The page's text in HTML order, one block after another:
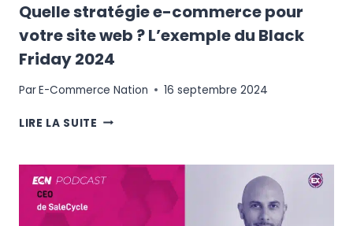
Quelle stratégie e-commerce pour
votre site web ? L’exemple du Black
Friday 2024
ParE-Commerce Nation 16 septembre 2024
LIRE LA SUITE QUELLE
COMMERCE
POUR